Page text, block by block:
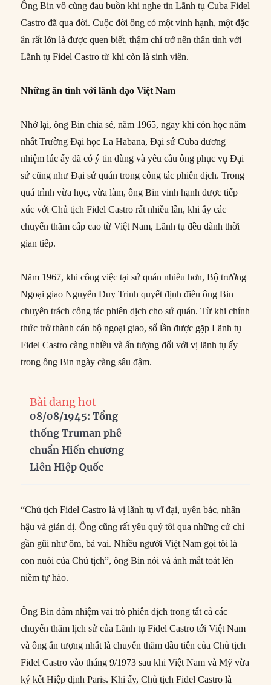
Ông Bin vô cùng đau buồn khi nghe tin Lãnh tụ Cuba Fidel
Castro đã qua đời. Cuộc đời ông có một vinh hạnh, một đặc
ân rất lớn là được quen biết, thậm chí trở nên thân tình với
Lãnh tụ Fidel Castro từ khi còn là sinh viên.
Những ân tình với lãnh đạo Việt Nam
Nhớ lại, ông Bin chia sẻ, năm 1965, ngay khi còn học năm
nhất Trường Đại học La Habana, Đại sứ Cuba đương
nhiệm lúc ấy đã có ý tin dùng và yêu cầu ông phục vụ Đại
sứ cũng như Đại sứ quán trong công tác phiên dịch. Trong
quá trình vừa học, vừa làm, ông Bin vinh hạnh được tiếp
xúc với Chủ tịch Fidel Castro rất nhiều lần, khi ấy các
chuyến thăm cấp cao từ Việt Nam, Lãnh tụ đều dành thời
gian tiếp.
Năm 1967, khi công việc tại sứ quán nhiều hơn, Bộ trưởng
Ngoại giao Nguyễn Duy Trinh quyết định điều ông Bin
chuyên trách công tác phiên dịch cho sứ quán. Từ khi chính
thức trở thành cán bộ ngoại giao, số lần được gặp Lãnh tụ
Fidel Castro càng nhiều và ấn tượng đối với vị lãnh tụ ấy
trong ông Bin ngày càng sâu đậm.
Bài đang hot
08/08/1945: Tổng
thống Truman phê
chuẩn Hiến chương
Liên Hiệp Quốc
“Chủ tịch Fidel Castro là vị lãnh tụ vĩ đại, uyên bác, nhân
hậu và giản dị. Ông cũng rất yêu quý tôi qua những cử chỉ
gần gũi như ôm, bá vai. Nhiều người Việt Nam gọi tôi là
con nuôi của Chủ tịch”, ông Bin nói và ánh mắt toát lên
niềm tự hào.
Ông Bin đảm nhiệm vai trò phiên dịch trong tất cả các
chuyến thăm lịch sử của Lãnh tụ Fidel Castro tới Việt Nam
và ông ấn tượng nhất là chuyến thăm đầu tiên của Chủ tịch
Fidel Castro vào tháng 9/1973 sau khi Việt Nam và Mỹ vừa
ký kết Hiệp định Paris. Khi ấy, Chủ tịch Fidel Castro là